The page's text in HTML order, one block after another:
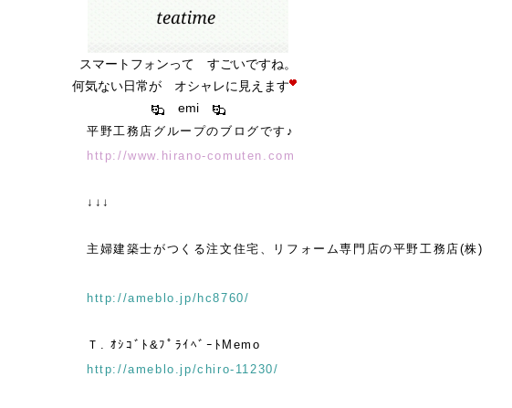
スマートフォンって すごいですね。
何気ない日常が オシャレに見えます
emi
グループのブログです♪
http://www.hirano-comuten.com
つくる注文住宅、リフォーム専門店の平野工務店(株)
http://ameblo.jp/hc8760/
ﾄ&ﾌﾟﾗｲﾍﾞｰﾄMemo
http://ameblo.jp/chiro-11230/